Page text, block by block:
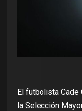
El futbolista Cade
la Selección